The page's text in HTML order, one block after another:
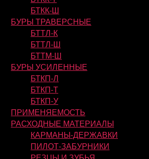
БТКК-Ш
БУРЫ ТРАВЕРСНЫЕ
БТТЛ-К
БТТЛ-Ш
БТТМ-Ш
БУРЫ УСИЛЕННЫЕ
БТКП-Л
БТКП-Т
БТКП-У
ПРИМЕНЯЕМОСТЬ
РАСХОДНЫЕ МАТЕРИАЛЫ
КАРМАНЫ-ДЕРЖАВКИ
ПИЛОТ-ЗАБУРНИКИ